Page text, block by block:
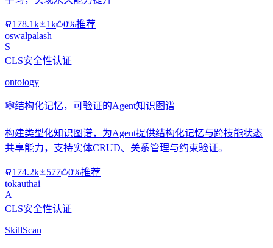
178.1k 1k
0%推荐
oswalpalash
S
CLS安全性认证
ontology
🕸️结构化记忆，可验证的Agent知识图谱
构建类型化知识图谱，为Agent提供结构化记忆与跨技能状态
共享能力，支持实体CRUD、关系管理与约束验证。
174.2k 577
0%推荐
tokauthai
A
CLS安全性认证
SkillScan